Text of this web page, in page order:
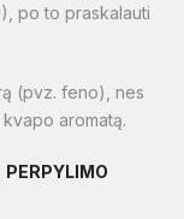
po to praskalauti
(pvz. feno), nes
aromatą.
PERPYLIMO